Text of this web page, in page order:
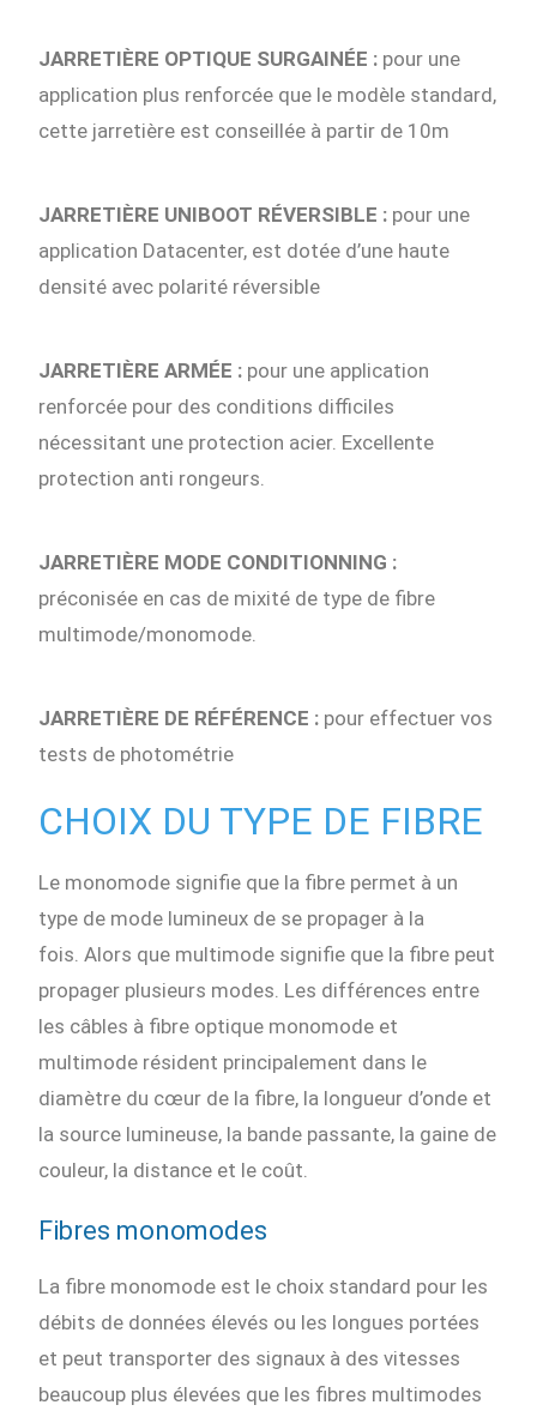
JARRETIÈRE OPTIQUE SURGAINÉE : pour une
application plus renforcée que le modèle standard,
cette jarretière est conseillée à partir de 10m
JARRETIÈRE UNIBOOT RÉVERSIBLE : pour une
application Datacenter, est dotée d’une haute
densité avec polarité réversible
JARRETIÈRE ARMÉE : pour une application
renforcée pour des conditions difficiles
nécessitant une protection acier. Excellente
protection anti rongeurs.
JARRETIÈRE MODE CONDITIONNING :
préconisée en cas de mixité de type de fibre
multimode/monomode.
JARRETIÈRE DE RÉFÉRENCE : pour effectuer vos
tests de photométrie
CHOIX DU TYPE DE FIBRE
Le monomode signifie que la fibre permet à un
type de mode lumineux de se propager à la
fois. Alors que multimode signifie que la fibre peut
propager plusieurs modes. Les différences entre
les câbles à fibre optique monomode et
multimode résident principalement dans le
diamètre du cœur de la fibre, la longueur d’onde et
la source lumineuse, la bande passante, la gaine de
couleur, la distance et le coût.
Fibres monomodes
La fibre monomode est le choix standard pour les
débits de données élevés ou les longues portées
et peut transporter des signaux à des vitesses
beaucoup plus élevées que les fibres multimodes